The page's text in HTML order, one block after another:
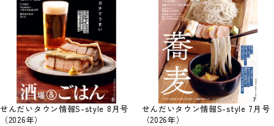
せんだいタウン情報S-style 8月号
（2026年）
せんだいタウン情報S-style 7月号
（2026年）